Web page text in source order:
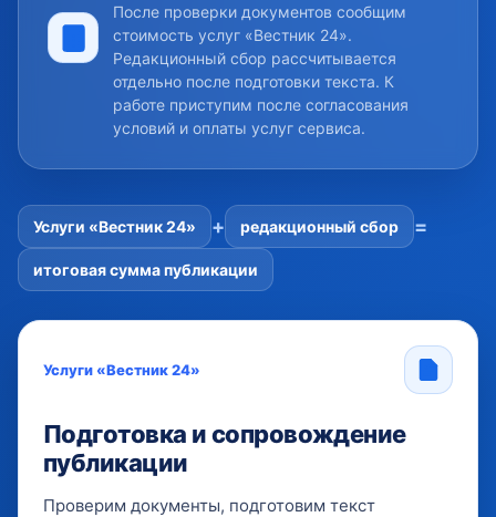
После проверки документов сообщим
стоимость услуг «Вестник 24».
Редакционный сбор рассчитывается
отдельно после подготовки текста. К
работе приступим после согласования
условий и оплаты услуг сервиса.
Услуги «Вестник 24» + редакционный сбор =
итоговая сумма публикации
Услуги «Вестник 24»
Подготовка и сопровождение
публикации
Проверим документы, подготовим текст